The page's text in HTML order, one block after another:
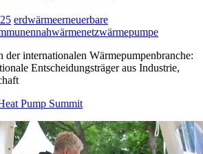
erdwärmeerneuerbare
nahwärmenetzwärmepumpe
internationalen Wärmepumpenbranche:
Entscheidungsträger aus Industrie,
Pump Summit